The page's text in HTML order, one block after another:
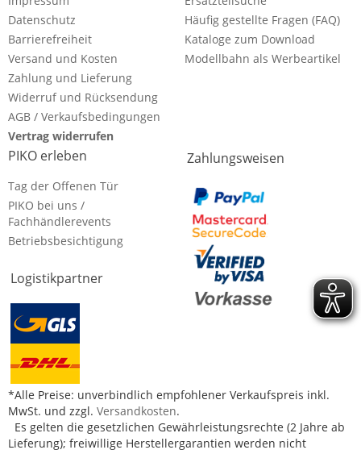
Datenschutz
Barrierefreiheit
Versand und Kosten
Zahlung und Lieferung
Widerruf und Rücksendung
AGB / Verkaufsbedingungen
Vertrag widerrufen
Häufig gestellte Fragen (FAQ)
Kataloge zum Download
Modellbahn als Werbeartikel
PIKO erleben
Tag der Offenen Tür
PIKO bei uns /
Fachhändlerevents
Betriebsbesichtigung
Logistikpartner
Zahlungsweisen
*Alle Preise: unverbindlich empfohlener Verkaufspreis inkl.
MwSt. und zzgl. Versandkosten.
Es gelten die gesetzlichen Gewährleistungsrechte (2 Jahre ab
Lieferung); freiwillige Herstellergarantien werden nicht